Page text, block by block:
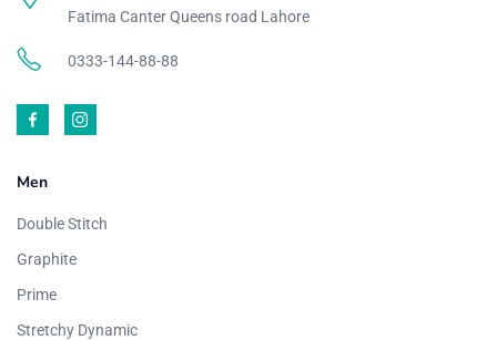
Fatima Canter Queens road Lahore
0333-144-88-88
Men
Double Stitch
Graphite
Prime
Stretchy Dynamic